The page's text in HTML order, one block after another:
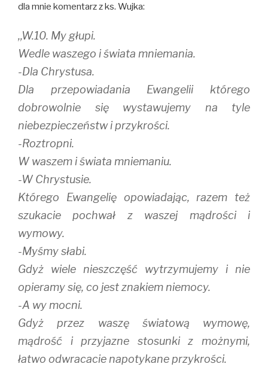
dla mnie komentarz z ks. Wujka:
,,W.10. My głupi.
Wedle waszego i świata mniemania.
-Dla Chrystusa.
Dla przepowiadania Ewangelii którego
dobrowolnie się wystawujemy na tyle
niebezpieczeństw i przykrości.
-Roztropni.
W waszem i świata mniemaniu.
-W Chrystusie.
Którego Ewangelię opowiadając, razem też
szukacie pochwał z waszej mądrości i
wymowy.
-Myśmy słabi.
Gdyż wiele nieszczęść wytrzymujemy i nie
opieramy się, co jest znakiem niemocy.
-A wy mocni.
Gdyż przez waszę światową wymowę,
mądrość i przyjazne stosunki z możnymi,
łatwo odwracacie napotykane przykrości.